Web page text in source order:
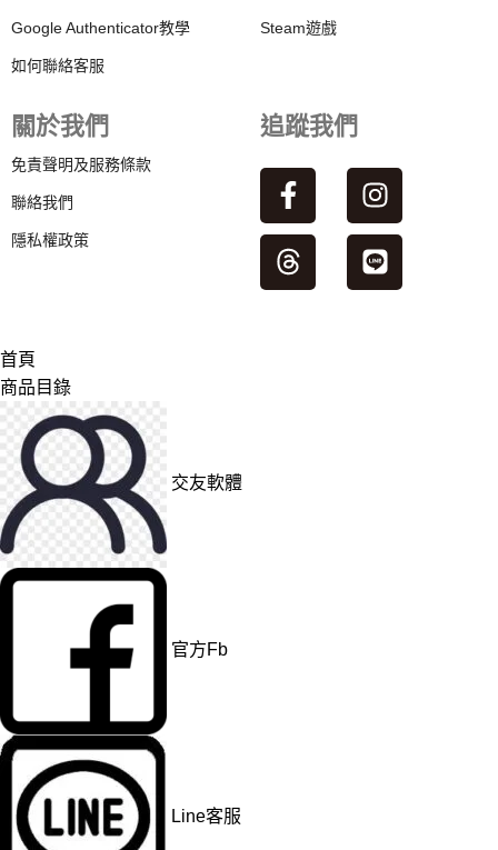
Google Authenticator教學
如何聯絡客服
Steam遊戲
關於我們
免責聲明及服務條款
聯絡我們
隱私權政策
追蹤我們
首頁
商品目錄
交友軟體
官方Fb
Line客服